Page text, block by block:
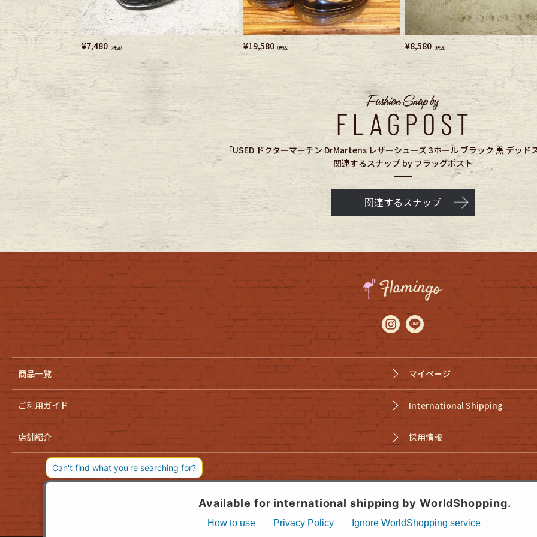
¥7,480 （税込） ¥19,580 （税込） ¥8,580 （税込）
「USED ドクターマーチン DrMartens レザーシューズ 3ホール ブラック 黒 デッド
関連するスナップ by フラッグポスト
関連するスナップ
商品一覧 マイページ
ご利用ガイド International Shipping
店舗紹介 採用情報
会社概要 特定商取引法に基づく表示
個人情報取り扱いにつ